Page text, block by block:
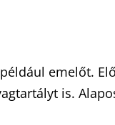
emelőt.
is.